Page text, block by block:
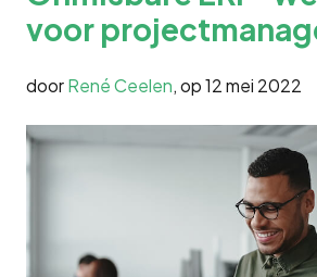
voor
doorRené Ceelen, op12 mei 2022